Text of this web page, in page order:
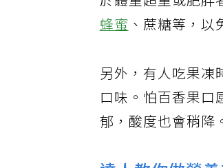
於體重超重或肥胖
蜂蜜 、蔗糖等，
另外，有人吃果凍
口味。怕百香果口
郁，酸度也會稍降。